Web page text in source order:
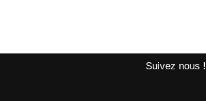
Suivez nous !